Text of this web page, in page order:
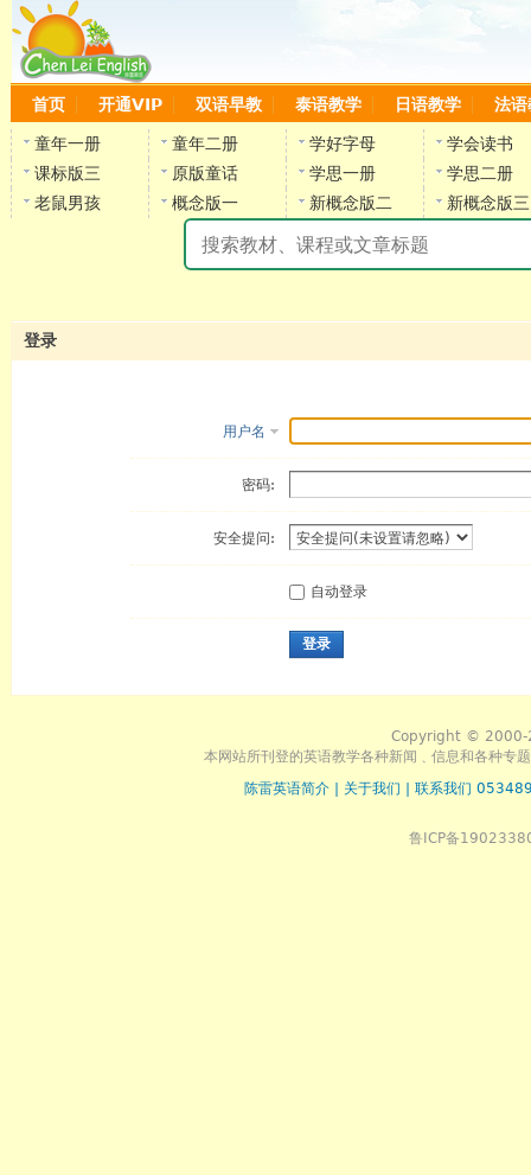
首页 开通VIP 双语早教 泰语教学 日语教学 法语
童年一册 童年二册 学好字母
学会读书
课标版三
原版童话 学思一册
学思二册
老鼠男孩
概念版一 新概念版二 新概念版三
登录
用户名
密码:
安全提问:
自动登录
登录
Copyright © 2000-
本网站所刊登的英语教学各种新闻﹑信息和各种专
陈雷英语简介
关于我们 联系我们
鲁ICP备